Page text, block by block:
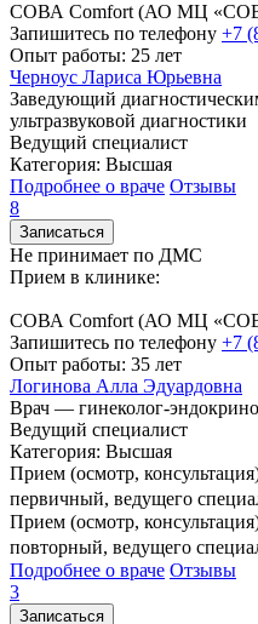
СОВА Comfort (АО МЦ
Запишитесь по телефону +7
Опыт работы: 25 лет
Черноус Лариса Юрьевна
Заведующий
ультразвуковой диагностики
Ведущий специалист
Категория: Высшая
Подробнее о враче Отзывы
8
Записаться
Не принимает по ДМС
Прием в клинике:
СОВА Comfort (АО МЦ
Запишитесь по телефону +7
Опыт работы: 35 лет
Логинова Алла Эдуардовна
Врач — гинеколог-
Ведущий специалист
Категория: Высшая
Прием (осмотр,
первичный, ведущего
Прием (осмотр,
повторный, ведущего
Подробнее о враче Отзывы
3
Записаться